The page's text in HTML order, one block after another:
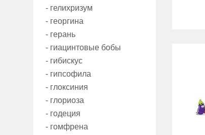
- гелихризум
- георгина
- герань
- гиацинтовые бобы
- гибискус
- гипсофила
- глоксиния
- глориоза
- годеция
- гомфрена